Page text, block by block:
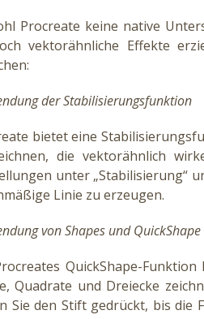
Procreate keine native
vektorähnliche Effekte
der Stabilisierungsfunktion
bietet eine
die vektorähnlich
unter „Stabilisierung“
Linie zu erzeugen.
von Shapes und QuickShape
QuickShape-
Quadrate und Dreiecke
Sie den Stift gedrückt, bis die